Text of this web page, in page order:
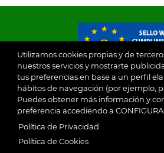
Utilizamos cookies propias y de
nuestros servicios y mostrarte
tus preferencias en base a un perfil
hábitos de navegación (por ejemplo,
Puedes obtener más información y
preferencia accediendo a
Política de Privacidad
Política de Cookies
© 2026
Ayuntamiento de Villaseca de la